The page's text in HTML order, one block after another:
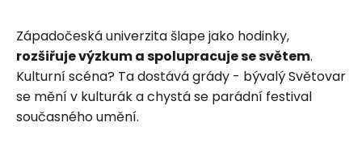
Západočeská univerzita šlape jako hodinky,
rozšiřuje výzkum a spolupracuje se světem.
Kulturní scéna? Ta dostává grády - bývalý Světovar
se mění v kulturák a chystá se parádní festival
současného umění.